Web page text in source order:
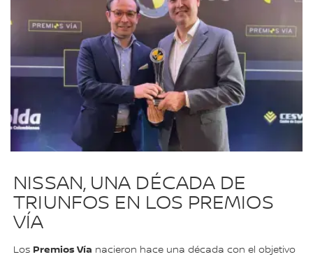
NISSAN, UNA DÉCADA DE
TRIUNFOS EN LOS PREMIOS
VÍA
Los Premios Vía nacieron hace una década con el objetivo